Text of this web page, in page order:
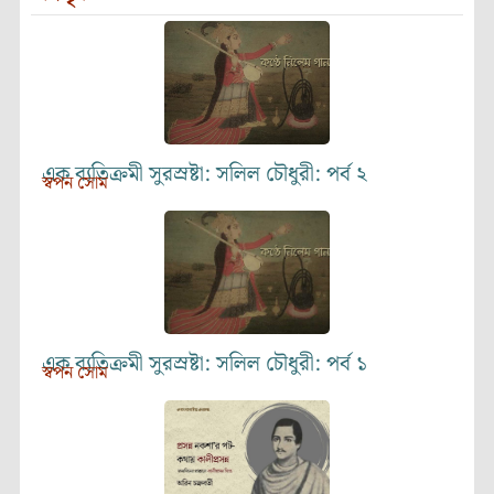
এক ব্যতিক্রমী সুরস্রষ্টা: সলিল চৌধুরী: পর্ব ২
স্বপন সোম
এক ব্যতিক্রমী সুরস্রষ্টা: সলিল চৌধুরী: পর্ব ১
স্বপন সোম